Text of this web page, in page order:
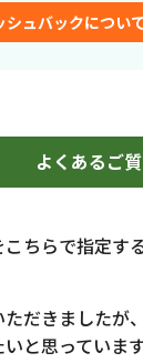
シュバックについ
よくあるご
ちらで指定す
だきましたが
と思っています